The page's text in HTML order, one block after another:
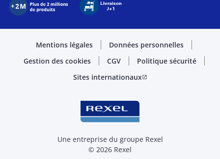
Mentions légales
Données personnelles
Gestion des cookies
CGV
Politique sécurité
Sites internationauxopen_in_new
Une entreprise du groupe Rexel
© 2026 Rexel